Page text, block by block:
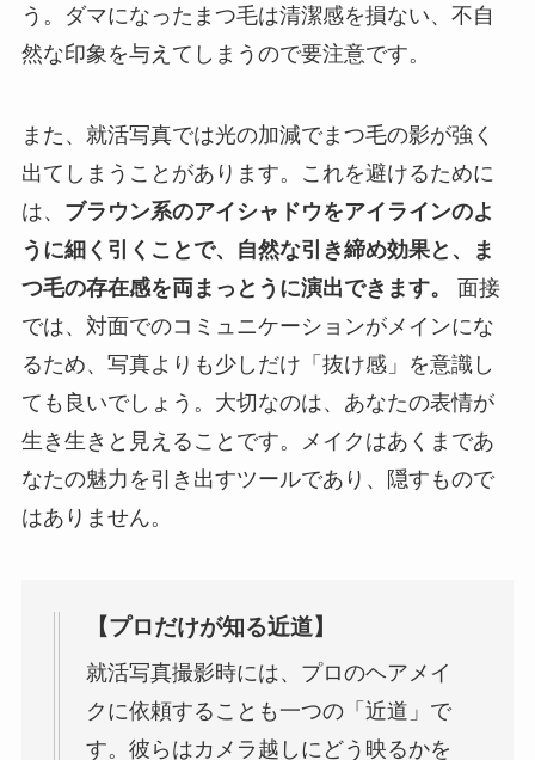
う。ダマになったまつ毛は清潔感を損ない、不自
然な印象を与えてしまうので要注意です。
また、就活写真では光の加減でまつ毛の影が強く
出てしまうことがあります。これを避けるために
は、 ブラウン系のアイシャドウをアイラインのよ
うに細く引くことで、自然な引き締め効果と、ま
つ毛の存在感を両まっとうに演出できます。
面接
では、対面でのコミュニケーションがメインにな
るため、写真よりも少しだけ「抜け感」を意識し
ても良いでしょう。大切なのは、あなたの表情が
生き生きと見えることです。メイクはあくまであ
なたの魅力を引き出すツールであり、隠すもので
はありません。
【プロだけが知る近道】
就活写真撮影時には、プロのヘアメイ
クに依頼することも一つの「近道」で
す。彼らはカメラ越しにどう映るかを